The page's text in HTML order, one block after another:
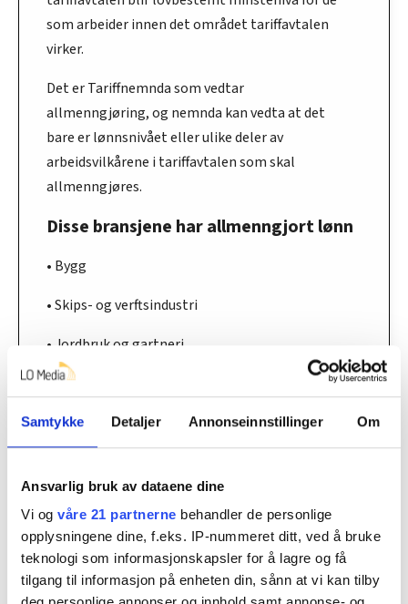
Samtykke Detaljer Annonseinnstillinger Om
Ansvarlig bruk av dataene dine
Vi og våre 21 partnerne behandler de personlige
opplysningene dine, f.eks. IP-nummeret ditt, ved å bruke
teknologi som informasjonskapsler for å lagre og få
tilgang til informasjon på enheten din, sånn at vi kan tilby
som arbeider innen det området tariffavtalen
virker.
Det er Tariffnemnda som vedtar
allmenngjøring, og nemnda kan vedta at det
bare er lønnsnivået eller ulike deler av
arbeidsvilkårene i tariffavtalen som skal
allmenngjøres.
Disse bransjene har allmenngjort lønn
• Bygg
• Skips- og verftsindustri
• Jordbruk og gartneri
• Renhold
• Fiskeindustri
• Turbuss-sjåfører
• Overnatting, servering, catering